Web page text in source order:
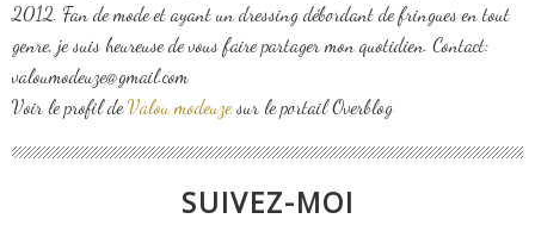
2012. Fan de mode et ayant un dressing débordant de fringues en tout
genre, je suis heureuse de vous faire partager mon quotidien. Contact:
valoumodeuze@gmail.com
Voir le profil deValou modeuzesur le portail Overblog
SUIVEZ-MOI